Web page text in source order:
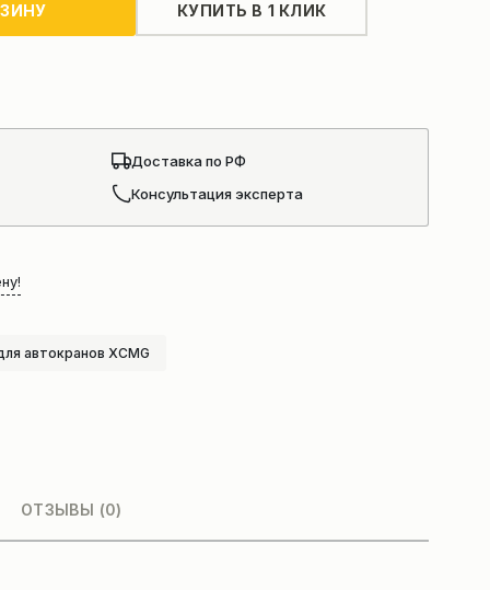
КУПИТЬ В 1 КЛИК
Доставка по РФ
Консультация эксперта
автокранов XCMG
ОТЗЫВЫ (0)